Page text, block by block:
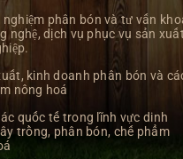
nghiệm phân bón và tư vấn
nghệ, dịch vụ phục vụ sản xuất
kinh doanh phân bón và
nông hoá
quốc tế trong lĩnh vực dinh
trồng, phân bón, chế phẩm